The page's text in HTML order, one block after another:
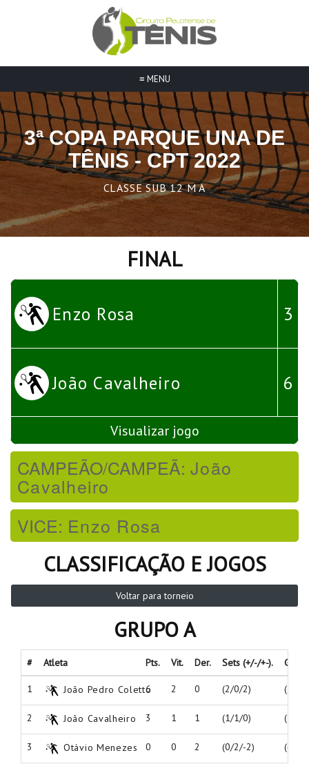
≡ MENU
3ª COPA PARQUE UNA DE
TÊNIS - CPT 2022
CLASSE SUB 12 M A
FINAL
Enzo Rosa
João Cavalheiro
3
6
Visualizar jogo
CAMPEÃO/CAMPEÃ: João
Cavalheiro
VICE: Enzo Rosa
CLASSIFICAÇÃO E JOGOS
Voltar para torneio
GRUPO A
# Atleta Pts. Vit. Der. Sets (+/-/+-).
1 João Pedro Coletto
6 2 0 (2/0/2) (12/
2 João Cavalheiro 3 1 1 (1/1/0) (10/
3 Otávio Menezes 0 0 2 (0/2/-2) (4/